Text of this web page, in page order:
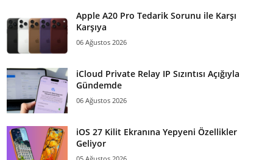
Apple A20 Pro Tedarik Sorunu ile Karşı
Karşıya
06 Ağustos 2026
iCloud Private Relay IP Sızıntısı Açığıyla
Gündemde
06 Ağustos 2026
iOS 27 Kilit Ekranına Yepyeni Özellikler
Geliyor